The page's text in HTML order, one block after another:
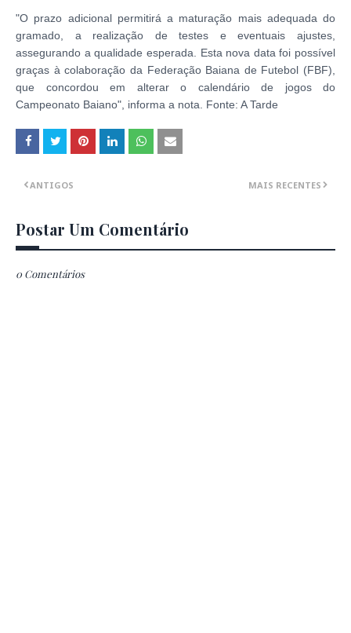
"O prazo adicional permitirá a maturação mais adequada do
gramado, a realização de testes e eventuais ajustes,
assegurando a qualidade esperada. Esta nova data foi possível
graças à colaboração da Federação Baiana de Futebol (FBF),
que concordou em alterar o calendário de jogos do
Campeonato Baiano", informa a nota. Fonte: A Tarde
MAIS RECENTES
ANTIGOS
Postar Um Comentário
0 Comentários